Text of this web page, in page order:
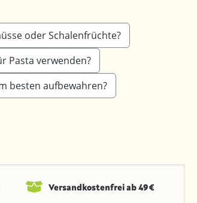
oder Schalenfrüchte?
Pasta verwenden?
besten aufbewahren?
Versandkosten­frei ab 49 €